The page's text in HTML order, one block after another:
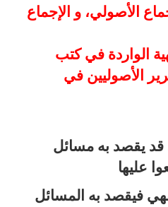
الأصولي، و الإجماع
الواردة في كتب
الأصوليين في
قد يقصد به مسائل
عليها
فيقصد به المسائل